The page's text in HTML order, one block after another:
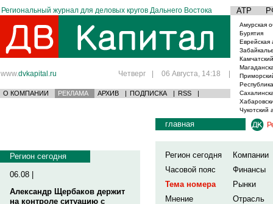
Региональный журнал для деловых кругов Дальнего Востока АТР
www.dvkapital.ru Четверг | 06 Августа, 14:18 |
О КОМПАНИИ РЕКЛАМА АРХИВ | ПОДПИСКА | RSS |
Амурская
Бурятия
Еврейская
Чукотский
Регион сегодня
06.08 |
Александр Щербаков держит
на контроле ситуацию с
главная
Регион сегодня
Компании
Часовой пояс
Финансы
Тема номера
Рынки
Мнение
Отрасль